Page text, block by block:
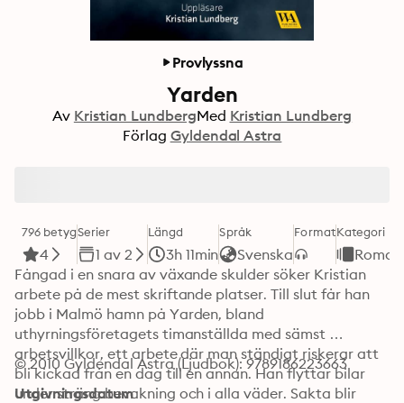
Provlyssna
Yarden
Av Kristian LundbergMed Kristian Lundberg
Förlag Gyldendal Astra
796 betyg
4
Serier
1 av 2
Längd
3h 11min
Språk
Svenska
FormatKategori
Fångad i en snara av växande skulder söker Kristian
arbete på de mest skriftande platser. Till slut får han
jobb i Malmö hamn på Yarden, bland
uthyrningsföretagets timanställda med sämst
arbetsvillkor, ett arbete där man ständigt riskerar att
bli kickad från en dag till en annan. Han flyttar bilar
under sträng bevakning och i alla väder. Sakta blir
© 2010 Gyldendal Astra (Ljudbok): 9789186223663
Utgivningsdatum